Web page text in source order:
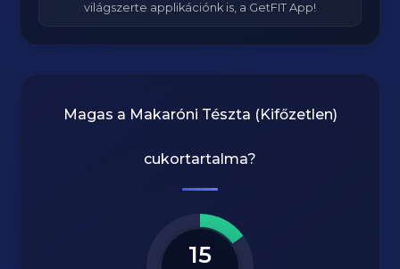
világszerte applikációnk is, a GetFIT App!
Magas a Makaróni Tészta (Kifőzetlen)
cukortartalma?
15